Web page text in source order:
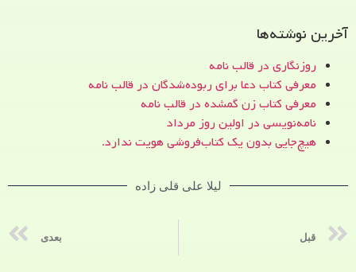
آخرین نوشته‌ها
روزنگاری در قالب نامه
معرفی کتاب دعا برای ربوده‌شدگان در قالب نامه
معرفی کتاب زن‌ گمشده در قالب نامه
نامه‌نویسی در اولین روز مرداد
هیچ‌جایی بدون یک کتاب‌فروشی هویت ندارد.
لیلا علی قلی زاده
قبل بعدی